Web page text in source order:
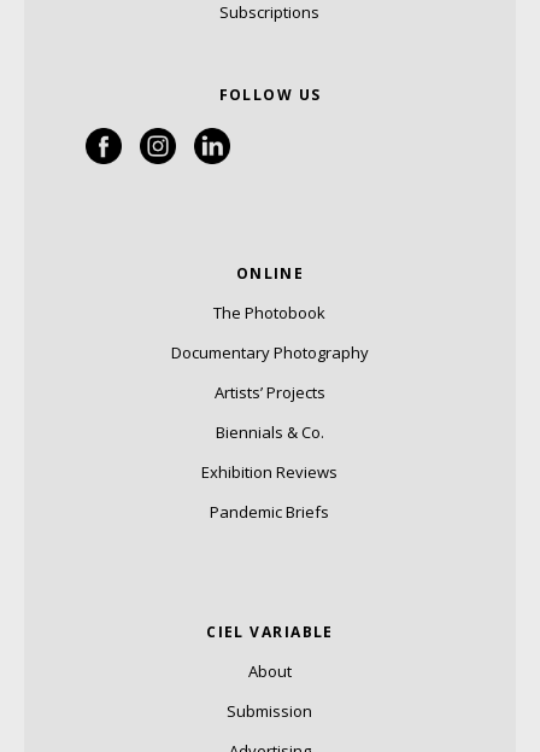
Subscriptions
FOLLOW US
ONLINE
The Photobook
Documentary Photography
Artists’ Projects
Biennials & Co.
Exhibition Reviews
Pandemic Briefs
CIEL VARIABLE
About
Submission